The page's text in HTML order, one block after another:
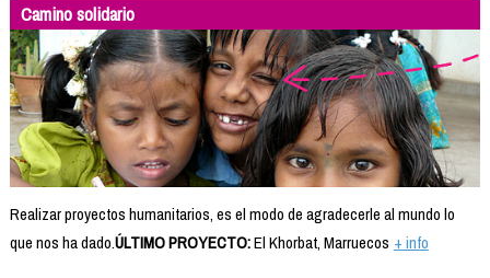
Camino solidario
Realizar proyectos humanitarios, es el modo de agradecerle al mundo lo
que nos ha dado.ÚLTIMO PROYECTO:El Khorbat, Marruecos + info